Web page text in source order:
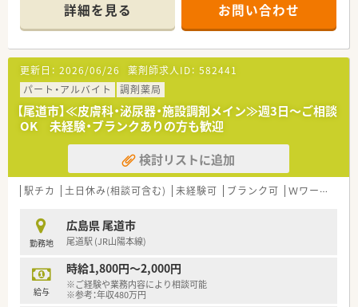
【店舗情報と応需状況について】
■尾道駅から車で9分ほどの場所に位置し、毎日のマイカー通勤
も便利な利便性の高い調剤薬局です。
■眼科や皮膚科などの専門科目に加え、幅広い科目の処方箋を1
日に150枚から160枚ほど応需しています。
■居宅への在宅業務にも注力しており、外来だけでなく地域に密
着した医療サービスの提供を行っています。
【法人特徴について】
■広島県東部エリアを中心に毎年店舗数を拡大しており、安定し
た経営基盤を誇る地域密着型の老舗企業です。
■薬剤師だけでなく管理栄養士や介護支援専門員も在籍し、多職
種連携で地域の健康を支えるかかりつけ薬局です。
直接届きやすい風通しの良い企業風土です。
【職場環境と雰囲気】
■人間関係のトラブルが非常に少なく、職員同士の横の繋がりが
強いため、大変働きやすい温かい職場です。
■半数以上の店舗で女性が管理薬剤師として活躍しており、子育
詳細を見る お問い合わせ
更新日： 2026/06/26 薬剤師求人ID： 582441
パート・アルバイト
調剤薬局
【尾道市】≪皮膚科・泌尿器・施設調剤メイン≫週3日～ご相談
OK 未経験・ブランクありの方も歓迎
検討リストに追加
駅チカ 土日休み(相談可含む) 未経験可 ブランク可 Ｗワーク可
勤務地
広島県 尾道市
尾道駅 (JR山陽本線)
給与
時給1,800円～2,000円
※ご経験や業務内容により相談可能
※参考：年収480万円